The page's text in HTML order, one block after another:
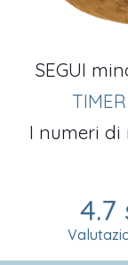
SEGUI
I numeri di
4.7